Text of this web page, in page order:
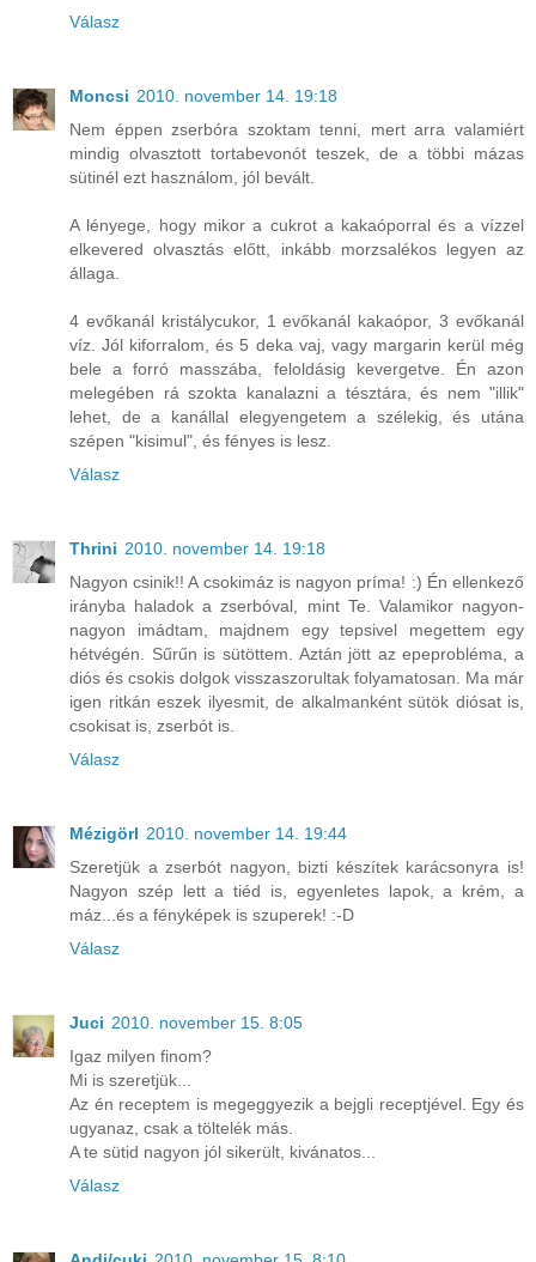
Válasz
Moncsi 2010. november 14. 19:18
Nem éppen zserbóra szoktam tenni, mert arra valamiért
mindig olvasztott tortabevonót teszek, de a többi mázas
sütinél ezt használom, jól bevált.
A lényege, hogy mikor a cukrot a kakaóporral és a vízzel
elkevered olvasztás előtt, inkább morzsalékos legyen az
állaga.
4 evőkanál kristálycukor, 1 evőkanál kakaópor, 3 evőkanál
víz. Jól kiforralom, és 5 deka vaj, vagy margarin kerül még
bele a forró masszába, feloldásig kevergetve. Én azon
melegében rá szokta kanalazni a tésztára, és nem "illik"
lehet, de a kanállal elegyengetem a szélekig, és utána
szépen "kisimul", és fényes is lesz.
Válasz
Thrini 2010. november 14. 19:18
Nagyon csinik!! A csokimáz is nagyon príma! :) Én ellenkező
irányba haladok a zserbóval, mint Te. Valamikor nagyon-
nagyon imádtam, majdnem egy tepsivel megettem egy
hétvégén. Sűrűn is sütöttem. Aztán jött az epeprobléma, a
diós és csokis dolgok visszaszorultak folyamatosan. Ma már
igen ritkán eszek ilyesmit, de alkalmanként sütök diósat is,
csokisat is, zserbót is.
Válasz
Mézigörl 2010. november 14. 19:44
Szeretjük a zserbót nagyon, bizti készítek karácsonyra is!
Nagyon szép lett a tiéd is, egyenletes lapok, a krém, a
máz...és a fényképek is szuperek! :-D
Válasz
Juci 2010. november 15. 8:05
Igaz milyen finom?
Mi is szeretjük...
Az én receptem is megeggyezik a bejgli receptjével. Egy és
ugyanaz, csak a töltelék más.
A te sütid nagyon jól sikerült, kivánatos...
Válasz